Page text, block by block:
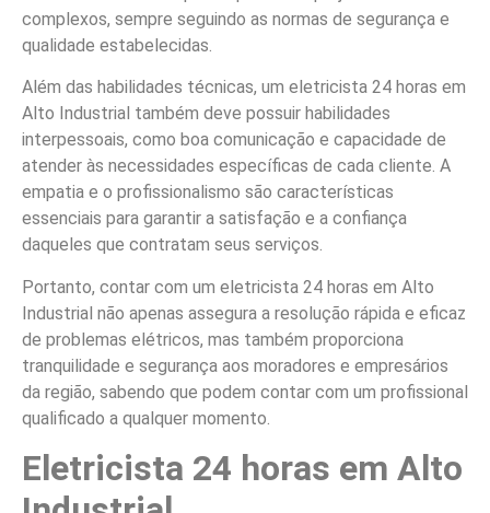
complexos, sempre seguindo as normas de segurança e
qualidade estabelecidas.
Além das habilidades técnicas, um eletricista 24 horas em
Alto Industrial também deve possuir habilidades
interpessoais, como boa comunicação e capacidade de
atender às necessidades específicas de cada cliente. A
empatia e o profissionalismo são características
essenciais para garantir a satisfação e a confiança
daqueles que contratam seus serviços.
Portanto, contar com um eletricista 24 horas em Alto
Industrial não apenas assegura a resolução rápida e eficaz
de problemas elétricos, mas também proporciona
tranquilidade e segurança aos moradores e empresários
da região, sabendo que podem contar com um profissional
qualificado a qualquer momento.
Eletricista 24 horas em Alto